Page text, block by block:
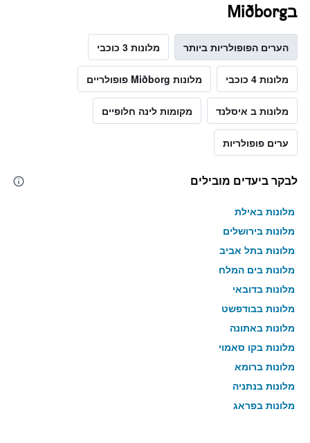
בMiðborg
הערים הפופולריות ביותר מלונות 3 כוכבי
מלונות 4 כוכבי מלונות Miðborg פופולריים
מלונות ב איסלנד מקומות לינה חלופיים
ערים פופולריות
לבקר ביעדים מובילים
מלונות באילת
מלונות בירושלים
מלונות בתל אביב
מלונות בים המלח
מלונות בדובאי
מלונות בבודפשט
מלונות באתונה
מלונות בקו סאמוי
מלונות ברומא
מלונות בנתניה
מלונות בפראג